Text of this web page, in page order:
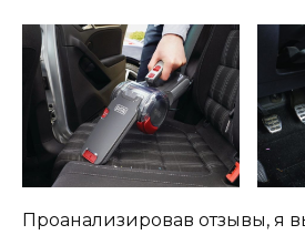
Проанализировав отзывы, я